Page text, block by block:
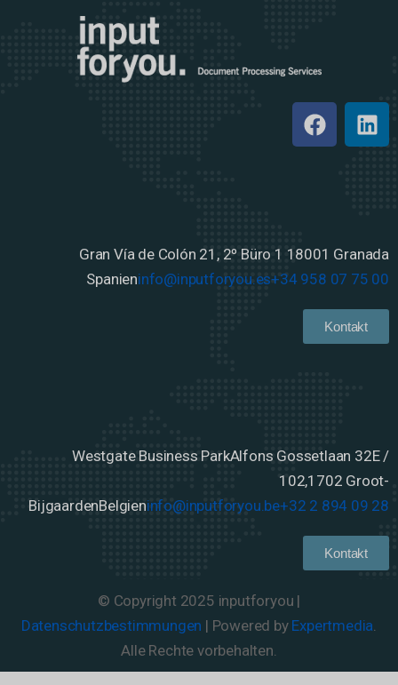
Gran Vía de Colón 21, 2º Büro 1 18001 Granada
Spanieninfo@inputforyou.es+34 958 07 75 00
Kontakt
Westgate Business ParkAlfons Gossetlaan 32E /
102,1702 Groot-
BijgaardenBelgieninfo@inputforyou.be+32 2 894 09 28
Kontakt
© Copyright 2025 inputforyou |
Datenschutzbestimmungen | Powered by Expertmedia.
Alle Rechte vorbehalten.